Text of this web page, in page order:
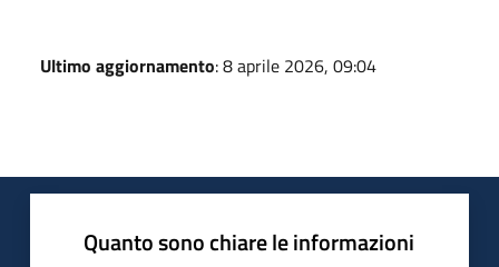
Ultimo aggiornamento: 8 aprile 2026, 09:04
Quanto sono chiare le informazioni